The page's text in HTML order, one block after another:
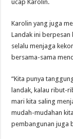
ucap Karolin.
Karolin yang juga
Landak ini berpesan
selalu menjaga
bersama-sama
“Kita punya
landak, kalau ribut-
mari kita saling
mudah-mudahan
pembangunan juga